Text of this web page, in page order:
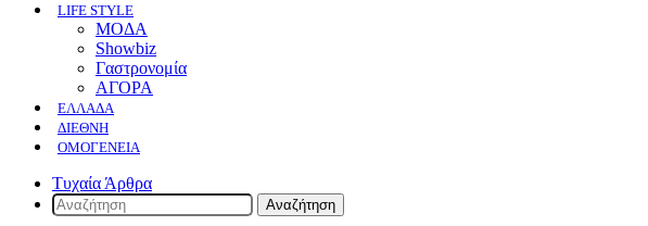
LIFE STYLE
ΜΟΔΑ
Showbiz
Γαστρονομία
ΑΓΟΡΑ
ΕΛΛΆΔΑ
ΔΙΕΘΝΉ
ΟΜΟΓΈΝΕΙΑ
Τυχαία Άρθρα
Αναζήτηση